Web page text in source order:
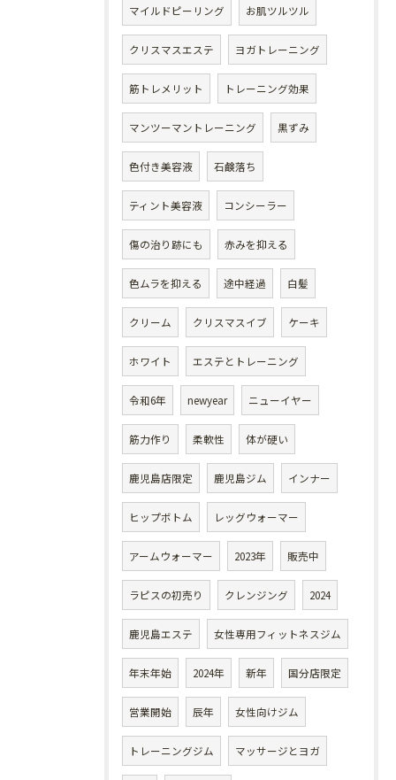
マイルドピーリング お肌ツルツル
クリスマスエステ ヨガトレーニング
筋トレメリット トレーニング効果
マンツーマントレーニング 黒ずみ
色付き美容液 石鹸落ち
ティント美容液 コンシーラー
傷の治り跡にも 赤みを抑える
色ムラを抑える 途中経過 白髪
クリーム クリスマスイブ ケーキ
ホワイト エステとトレーニング
令和6年 newyear ニューイヤー
筋力作り 柔軟性 体が硬い
鹿児島店限定 鹿児島ジム インナー
ヒップボトム レッグウォーマー
アームウォーマー 2023年 販売中
ラピスの初売り クレンジング 2024
鹿児島エステ 女性専用フィットネスジム
年末年始 2024年 新年 国分店限定
営業開始 辰年 女性向けジム
トレーニングジム マッサージとヨガ